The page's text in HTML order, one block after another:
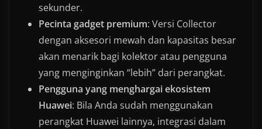
sekunder.
Pecinta gadget premium: Versi Collector
dengan aksesori mewah dan kapasitas besar
akan menarik bagi kolektor atau pengguna
yang menginginkan “lebih” dari perangkat.
Pengguna yang menghargai ekosistem
Huawei: Bila Anda sudah menggunakan
perangkat Huawei lainnya, integrasi dalam